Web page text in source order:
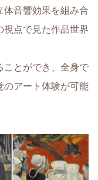
体音響効果を組み合
視点で見た作品世界
ことができ、全身で
のアート体験が可能